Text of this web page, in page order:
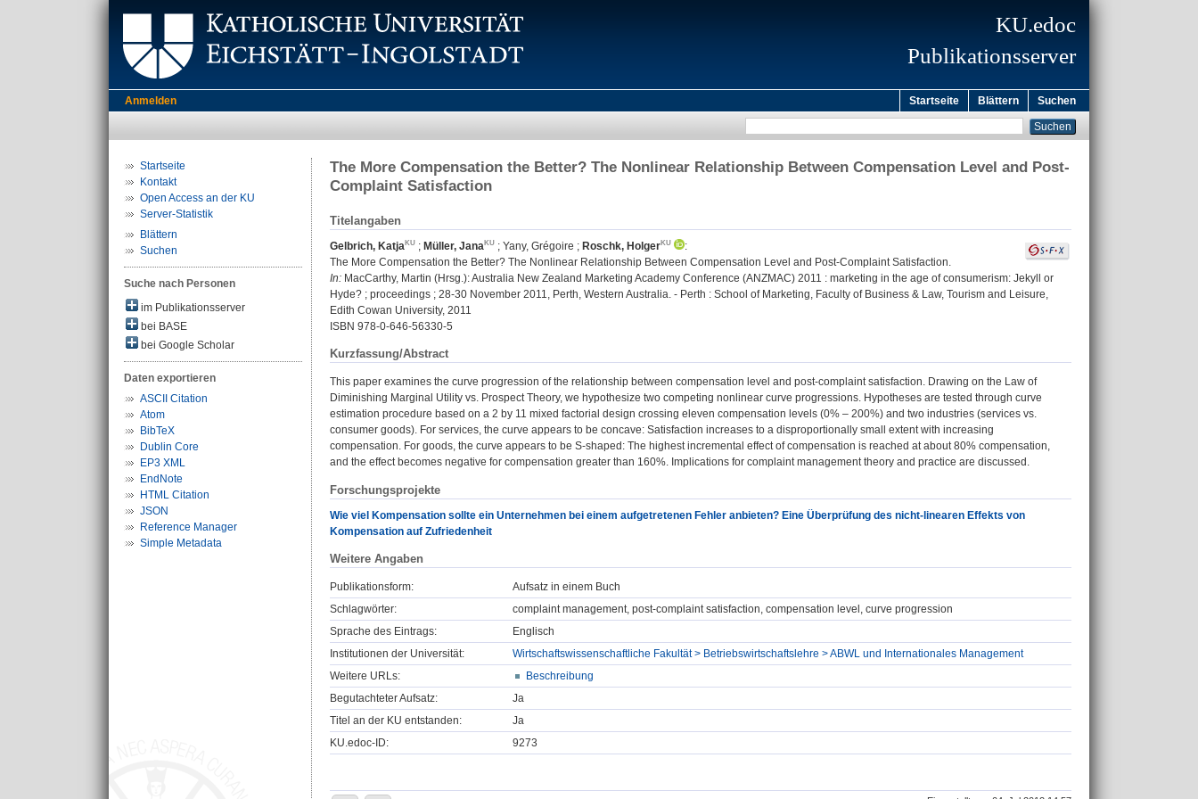
KU.edoc
Publikationsserver
Anmelden Startseite Blättern Suchen
Startseite
Kontakt
Open Access an der KU
Server-Statistik
Blättern
Suchen
Suche nach Personen
im Publikationsserver
bei BASE
bei Google Scholar
Daten exportieren
ASCII Citation
Atom
BibTeX
Dublin Core
EP3 XML
EndNote
HTML Citation
JSON
Reference Manager
Simple Metadata
The More Compensation the Better? The Nonlinear Relationship Between Compensation Level and Post-
Complaint Satisfaction
Titelangaben
Gelbrich, Katja ; Müller, Jana ; Yany, Grégoire ; Roschk, Holger
:
The More Compensation the Better? The Nonlinear Relationship Between Compensation Level and Post-Complaint Satisfaction.
In: MacCarthy, Martin (Hrsg.): Australia New Zealand Marketing Academy Conference (ANZMAC) 2011 : marketing in the age of consumerism: Jekyll or
Hyde? ; proceedings ; 28-30 November 2011, Perth, Western Australia. - Perth : School of Marketing, Faculty of Business & Law, Tourism and Leisure,
Edith Cowan University, 2011
ISBN 978-0-646-56330-5
Kurzfassung/Abstract
This paper examines the curve progression of the relationship between compensation level and post-complaint satisfaction. Drawing on the Law of
Diminishing Marginal Utility vs. Prospect Theory, we hypothesize two competing nonlinear curve progressions. Hypotheses are tested through curve
estimation procedure based on a 2 by 11 mixed factorial design crossing eleven compensation levels (0% – 200%) and two industries (services vs.
consumer goods). For services, the curve appears to be concave: Satisfaction increases to a disproportionally small extent with increasing
compensation. For goods, the curve appears to be S-shaped: The highest incremental effect of compensation is reached at about 80% compensation,
and the effect becomes negative for compensation greater than 160%. Implications for complaint management theory and practice are discussed.
Forschungsprojekte
Wie viel Kompensation sollte ein Unternehmen bei einem aufgetretenen Fehler anbieten? Eine Überprüfung des nicht-linearen Effekts von
Kompensation auf Zufriedenheit
Weitere Angaben
Publikationsform:
Aufsatz in einem Buch
Schlagwörter:
complaint management, post-complaint satisfaction, compensation level, curve progression
Sprache des Eintrags:
Englisch
Institutionen der Universität:
Wirtschaftswissenschaftliche Fakultät > Betriebswirtschaftslehre > ABWL und Internationales Management
Weitere URLs:
Beschreibung
Begutachteter Aufsatz:
Ja
Titel an der KU entstanden:
Ja
KU.edoc-ID:
9273